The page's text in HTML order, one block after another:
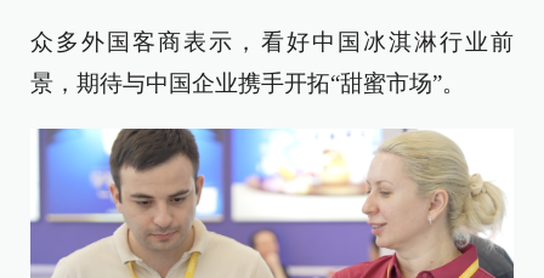
众多外国客商表示，看好中国冰淇淋行业前
景，期待与中国企业携手开拓“甜蜜市场”。